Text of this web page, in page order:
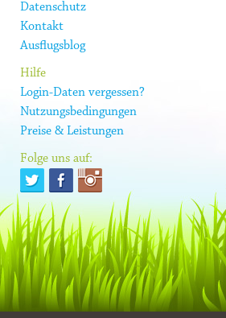
Datenschutz
Kontakt
Ausflugsblog
Hilfe
Login-Daten vergessen?
Nutzungsbedingungen
Preise & Leistungen
Folge uns auf: